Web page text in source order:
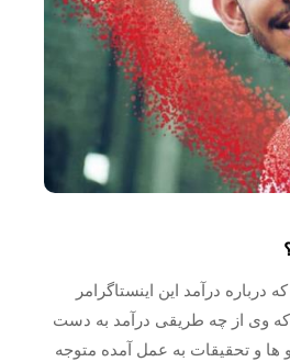
درباره درآمد این اینستاگرامر
که وی از چه طریقی درآمد به دست
و تحقیقات به عمل آمده متوجه